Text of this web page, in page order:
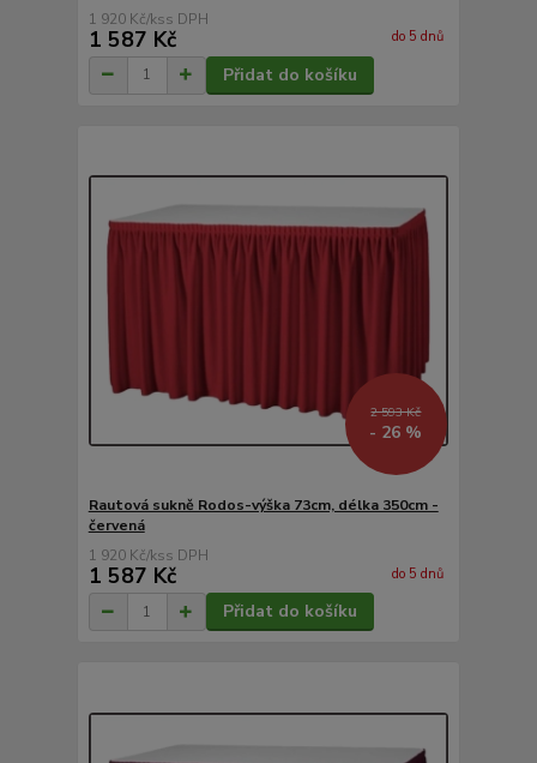
1 920 Kč/ks
1 587 Kč do 5 dnů
Přidat do košíku
2 593 Kč
- 26 %
Rautová sukně Rodos-výška 73cm, délka 350cm -
červená
1 920 Kč/ks
1 587 Kč do 5 dnů
Přidat do košíku